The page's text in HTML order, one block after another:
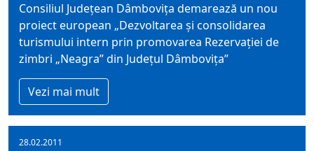
Consiliul Judeţean Dâmboviţa demarează un nou
proiect european „Dezvoltarea şi consolidarea
turismului intern prin promovarea Rezervaţiei de
zimbri „Neagra” din Judeţul Dâmboviţa”
Vezi mai mult
28.02.2011